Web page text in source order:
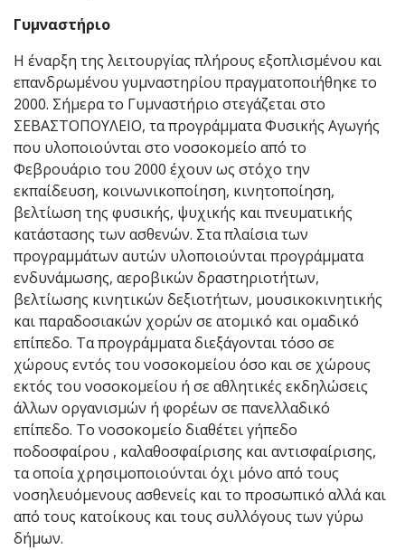
Γυμναστήριο
Η έναρξη της λειτουργίας πλήρους εξοπλισμένου και
επανδρωμένου γυμναστηρίου πραγματοποιήθηκε το
2000. Σήμερα το Γυμναστήριο στεγάζεται στο
ΣΕΒΑΣΤΟΠΟΥΛΕΙΟ, τα προγράμματα Φυσικής Αγωγής
που υλοποιούνται στο νοσοκομείο από το
Φεβρουάριο του 2000 έχουν ως στόχο την
εκπαίδευση, κοινωνικοποίηση, κινητοποίηση,
βελτίωση της φυσικής, ψυχικής και πνευματικής
κατάστασης των ασθενών. Στα πλαίσια των
προγραμμάτων αυτών υλοποιούνται προγράμματα
ενδυνάμωσης, αεροβικών δραστηριοτήτων,
βελτίωσης κινητικών δεξιοτήτων, μουσικοκινητικής
και παραδοσιακών χορών σε ατομικό και ομαδικό
επίπεδο. Τα προγράμματα διεξάγονται τόσο σε
χώρους εντός του νοσοκομείου όσο και σε χώρους
εκτός του νοσοκομείου ή σε αθλητικές εκδηλώσεις
άλλων οργανισμών ή φορέων σε πανελλαδικό
επίπεδο. Το νοσοκομείο διαθέτει γήπεδο
ποδοσφαίρου , καλαθοσφαίρισης και αντισφαίρισης,
τα οποία χρησιμοποιούνται όχι μόνο από τους
νοσηλευόμενους ασθενείς και το προσωπικό αλλά και
από τους κατοίκους και τους συλλόγους των γύρω
δήμων.